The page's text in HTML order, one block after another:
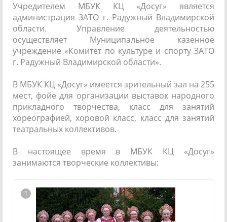
Учредителем МБУК КЦ «Досуг» является
администрация ЗАТО г. Радужный Владимирской
области. Управление деятельностью
осуществляет Муниципальное казенное
учреждение «Комитет по культуре и спорту ЗАТО
г. Радужный Владимирской области».
В МБУК КЦ «Досуг» имеется зрительный зал на 255
мест, фойе для организации выставок народного
прикладного творчества, класс для занятий
хореографией, хоровой класс, класс для занятий
театральных коллективов.
В настоящее время в МБУК КЦ «Досуг»
занимаются творческие коллективы: